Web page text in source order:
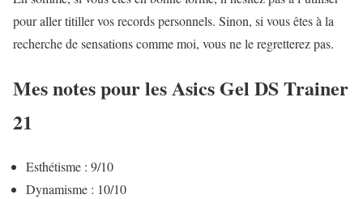
pour aller titiller vos records personnels. Sinon, si vous êtes à la
recherche de sensations comme moi, vous ne le regretterez pas.
Mes notes pour les Asics Gel DS Trainer
21
Esthétisme : 9/10
Dynamisme : 10/10